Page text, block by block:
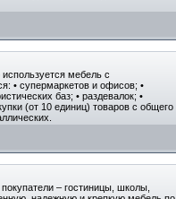
мебель с
• супермаркетов и офисов; •
баз; • раздевалок; •
(от 10 единиц) товаров с общего
– гостиницы, школы,